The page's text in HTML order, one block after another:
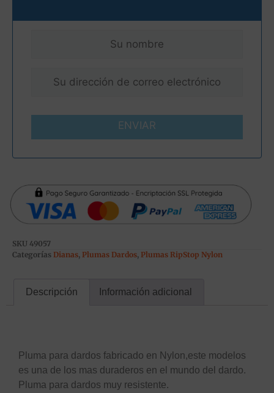
ENVIAR
SKU 49057
Categorías Dianas, Plumas Dardos, Plumas RipStop Nylon
Descripción Información adicional
Pluma para dardos fabricado en Nylon,este modelos
es una de los mas duraderos en el mundo del dardo.
Pluma para dardos muy resistente.